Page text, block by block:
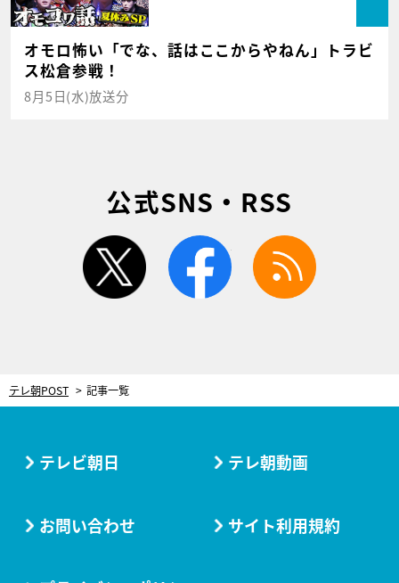
オモロ怖い「でな、話はここからやねん」トラビ
ス松倉参戦！
8月5日(水)放送分
公式SNS・RSS
twitter facebook
テレ朝POST 記事一覧
テレビ朝日 テレ朝動画
お問い合わせ サイト利用規約